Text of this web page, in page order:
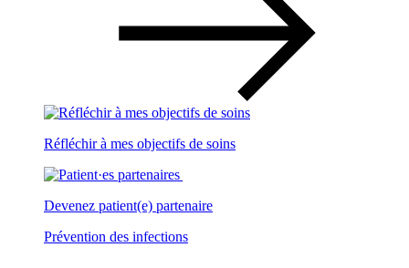
Réfléchir à mes objectifs de soins
Devenez patient(e) partenaire
Prévention des infections